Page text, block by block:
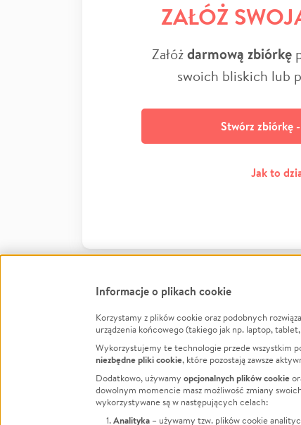
ZAŁÓŻ
Załóżdarmową zbiórkę
swoich bliskich lub
Stwórz zbiórkę
Jak to
FacebookTwitter Instagram
LinkedInTikTok Youtube
Jak
Informacje o plikach cookie
Korzystamy z plików cookie oraz podobnych
urządzenia końcowego (takiego jak np. laptop,
Wykorzystujemy te technologie przede wszystkim
niezbędne pliki cookie, które pozostają zawsze
Dodatkowo, używamy opcjonalnych plików cookie
dowolnym momencie masz możliwość zmiany
wykorzystywane są w następujących celach:
Analityka – używamy tzw. plików cookie